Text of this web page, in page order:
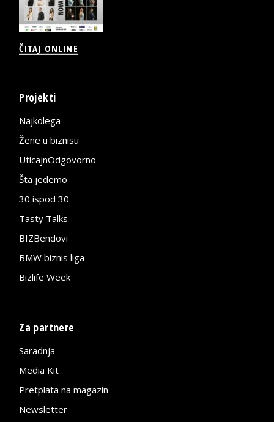
ČITAJ ONLINE
Projekti
Najkolega
Žene u biznisu
UticajnOdgovorno
Šta jedemo
30 ispod 30
Tasty Talks
BIZBendovi
BMW biznis liga
Bizlife Week
Za partnere
Saradnja
Media Kit
Pretplata na magazin
Newsletter